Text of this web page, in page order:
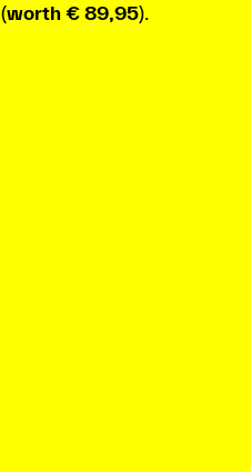
(worth € 89,95).